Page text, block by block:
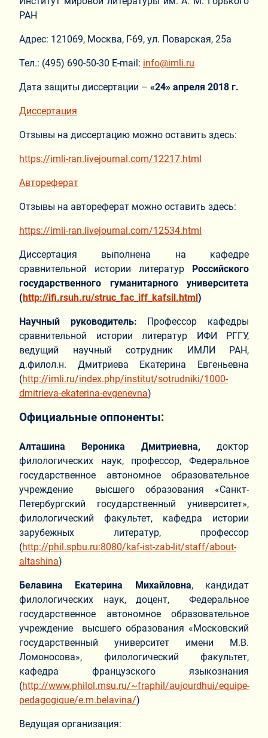
РАН
Адрес: 121069, Москва, Г-69, ул. Поварская, 25а
Тел.: (495) 690-50-30 E-mail: info@imli.ru
Дата защиты диссертации – «24» апреля 2018 г.
Диссертация
Отзывы на диссертацию можно оставить здесь:
https://imli-ran.livejournal.com/12217.html
Автореферат
Отзывы на автореферат можно оставить здесь:
https://imli-ran.livejournal.com/12534.html
Диссертация выполнена на кафедре
сравнительной истории литератур Российского
государственного гуманитарного университета
(http://ifi.rsuh.ru/struc_fac_iff_kafsil.html )
Научный руководитель: Профессор кафедры
сравнительной истории литератур ИФИ РГГУ,
ведущий научный сотрудник ИМЛИ РАН,
д.филол.н. Дмитриева Екатерина Евгеньевна
(http://imli.ru/index.php/institut/sotrudniki/1000-
dmitrieva-ekaterina-evgenevna)
Официальные оппоненты:
Алташина Вероника Дмитриевна, доктор
филологических наук, профессор, Федеральное
государственное автономное образовательное
учреждение высшего образования «Санкт-
Петербургский государственный университет»,
филологический факультет, кафедра истории
зарубежных литератур, профессор
(http://phil.spbu.ru:8080/kaf-ist-zab-lit/staff/about-
altashina)
Белавина Екатерина Михайловна, кандидат
филологических наук, доцент, Федеральное
государственное автономное образовательное
учреждение высшего образования «Московский
государственный университет имени М.В.
Ломоносова», филологический факультет,
кафедра французского языкознания
(http://www.philol.msu.ru/~fraphil/aujourdhui/equipe-
pedagogique/e.m.belavina/)
Ведущая организация: